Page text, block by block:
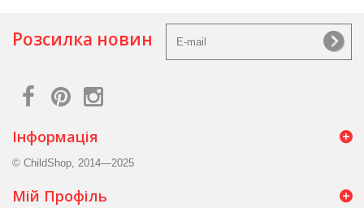
Розсилка новин
Інформація
© ChildShop, 2014—2025
Мій Профіль